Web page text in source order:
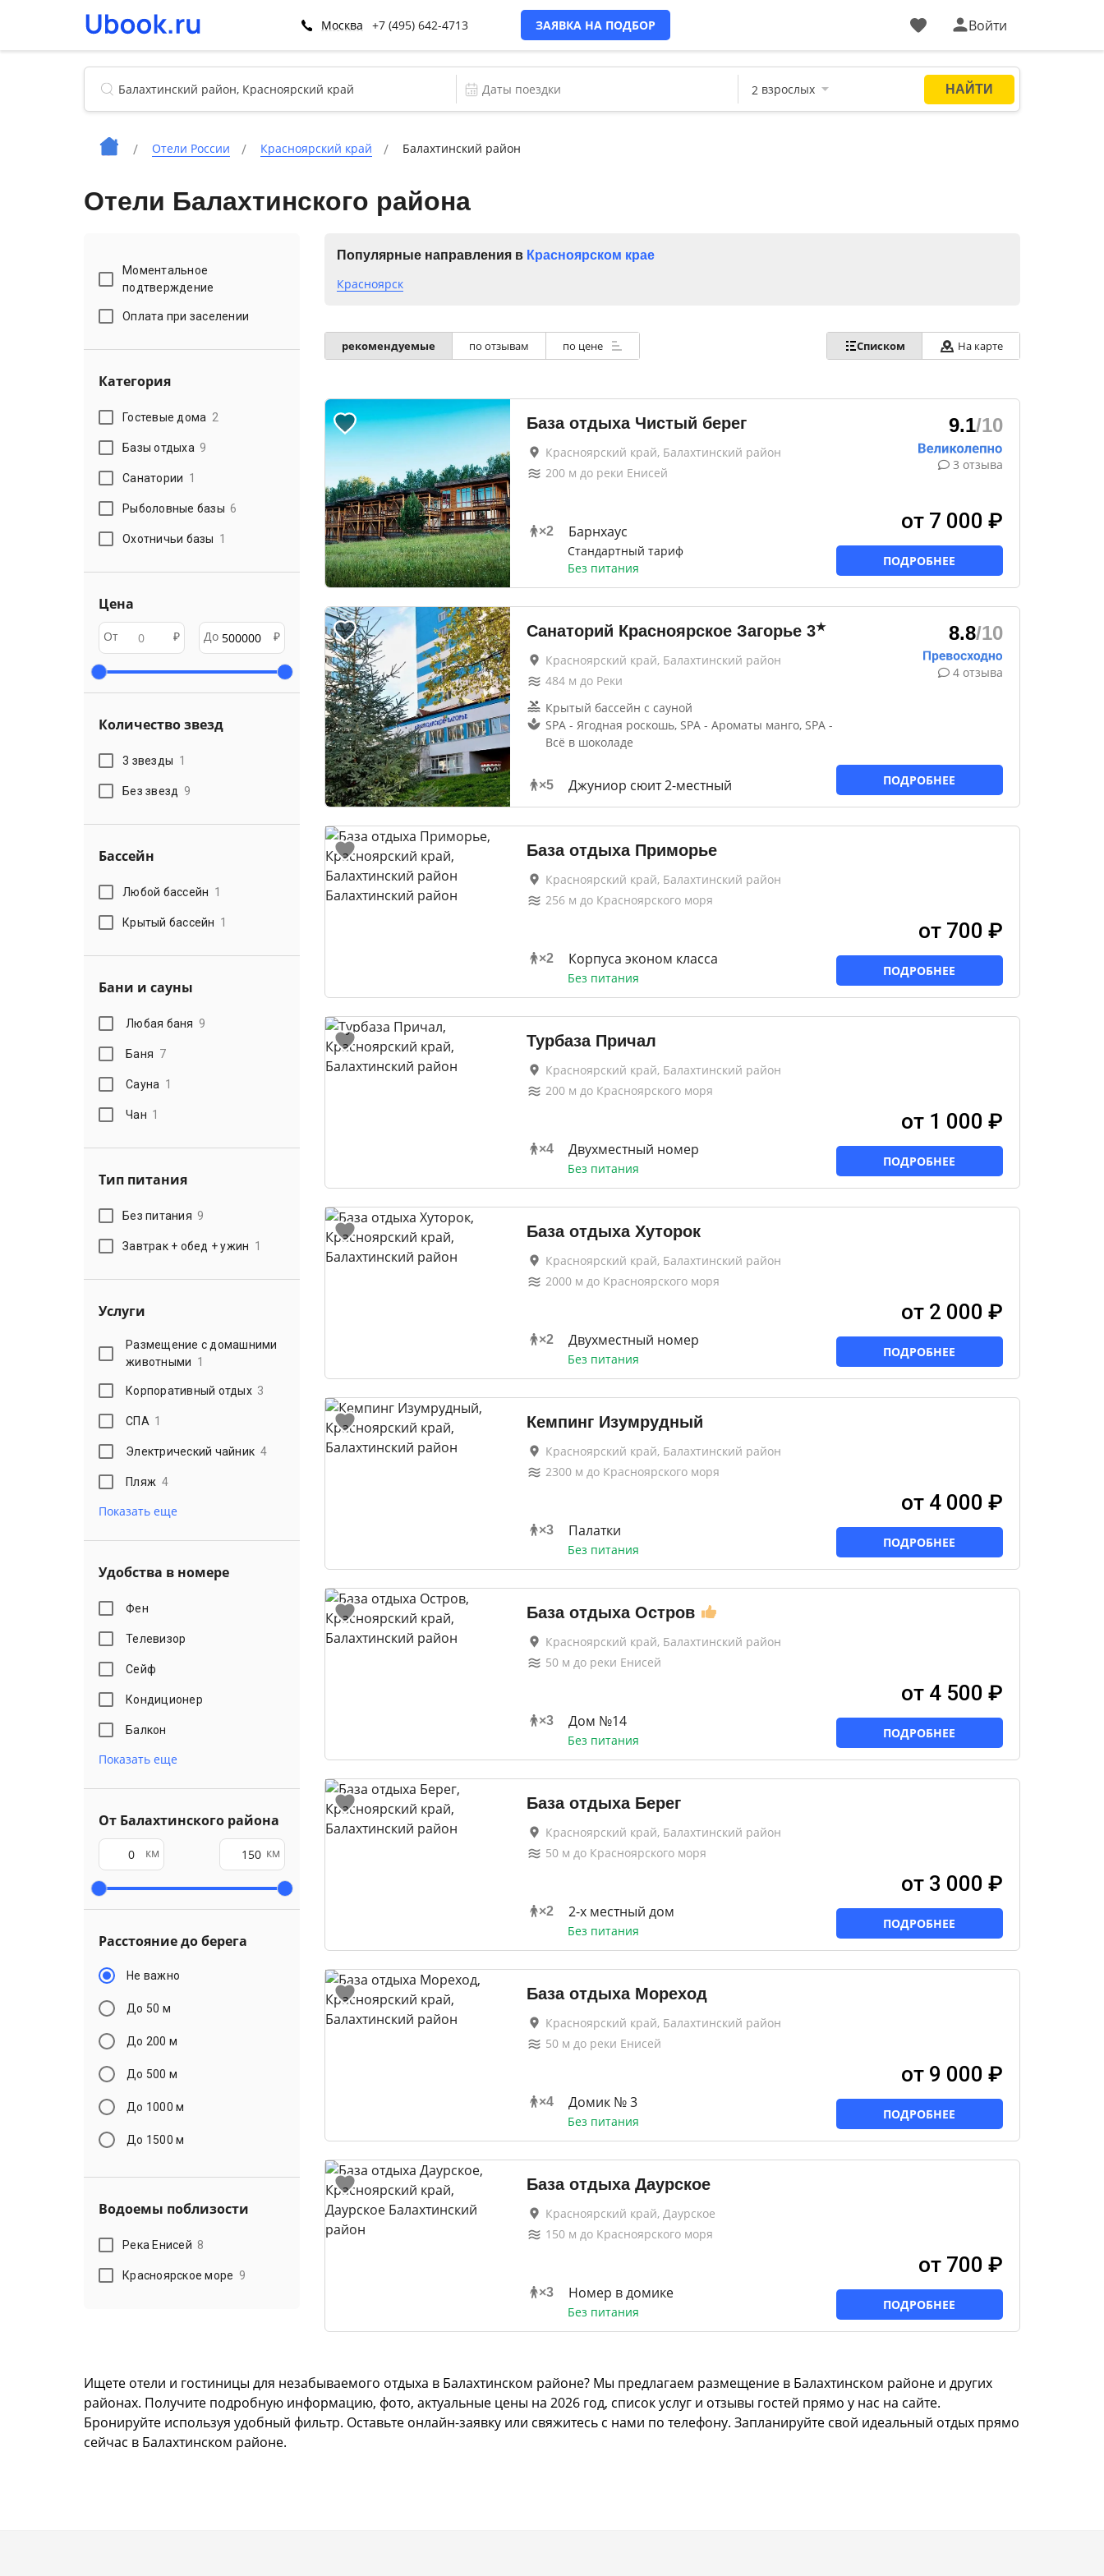
Москва +7 (495) 642-4713 ЗАЯВКА НА ПОДБОР Войти
Отели России Красноярский край Балахтинский район
Отели Балахтинского района
Моментальное
подтверждение
Оплата при заселении
Категория
Гостевые дома 2
Базы отдыха 9
Санатории 1
Рыболовные базы 6
Охотничьи базы 1
Цена
От ₽ До ₽
Количество звезд
3 звезды 1
Без звезд 9
Бассейн
Любой бассейн 1
Крытый бассейн 1
Бани и сауны
Любая баня 9
Баня 7
Сауна 1
Чан 1
Тип питания
Без питания 9
Завтрак + обед + ужин 1
Услуги
Размещение с домашними
животными 1
Корпоративный отдых 3
СПА 1
Электрический чайник 4
Пляж 4
Показать еще
Удобства в номере
Фен
Телевизор
Сейф
Кондиционер
Балкон
Показать еще
От Балахтинского района
км км
Расстояние до берега
Не важно
До 50 м
До 200 м
До 500 м
До 1000 м
До 1500 м
Водоемы поблизости
Река Енисей 8
Красноярское море 9
Популярные направления в Красноярском крае
Красноярск
рекомендуемые по отзывам по цене Списком На карте
База отдыха Чистый берег
Красноярский край, Балахтинский район
200м до реки Енисей
×2 Барнхаус
Стандартный тариф
Без питания
9.1/10
3 отзыва
от 7 000 ₽
ПОДРОБНЕЕ
Санаторий Красноярское Загорье 3★
Красноярский край, Балахтинский район
484м до Реки
Крытый бассейн с сауной
SPA - Ягодная роскошь, SPA - Ароматы манго, SPA -
Всё в шоколаде
×5 Джуниор сюит 2-местный
8.8/10
4 отзыва
ПОДРОБНЕЕ
База отдыха Приморье
Красноярский край, Балахтинский район
256м до Красноярского моря
×2 Корпуса эконом класса
Без питания
от 700 ₽
ПОДРОБНЕЕ
Турбаза Причал
Красноярский край, Балахтинский район
200м до Красноярского моря
×4 Двухместный номер
Без питания
от 1 000 ₽
ПОДРОБНЕЕ
База отдыха Хуторок
Красноярский край, Балахтинский район
2000м до Красноярского моря
×2 Двухместный номер
Без питания
от 2 000 ₽
ПОДРОБНЕЕ
Кемпинг Изумрудный
Красноярский край, Балахтинский район
2300м до Красноярского моря
×3 Палатки
Без питания
от 4 000 ₽
ПОДРОБНЕЕ
База отдыха Остров
Красноярский край, Балахтинский район
50м до реки Енисей
×3 Дом №14
Без питания
от 4 500 ₽
ПОДРОБНЕЕ
База отдыха Берег
Красноярский край, Балахтинский район
50м до Красноярского моря
×2 2-x местный дом
Без питания
от 3 000 ₽
ПОДРОБНЕЕ
База отдыха Мореход
Красноярский край, Балахтинский район
50м до реки Енисей
×4 Домик № 3
Без питания
от 9 000 ₽
ПОДРОБНЕЕ
База отдыха Даурское
Красноярский край, Даурское
150м до Красноярского моря
×3 Номер в домике
Без питания
от 700 ₽
ПОДРОБНЕЕ
Ищете отели и гостиницы для незабываемого отдыха в Балахтинском районе? Мы предлагаем размещение в Балахтинском районе и других
районах. Получите подробную информацию, фото, актуальные цены на 2026 год, список услуг и отзывы гостей прямо у нас на сайте.
Бронируйте используя удобный фильтр. Оставьте онлайн-заявку или свяжитесь с нами по телефону. Запланируйте свой идеальный отдых прямо
сейчас в Балахтинском районе.